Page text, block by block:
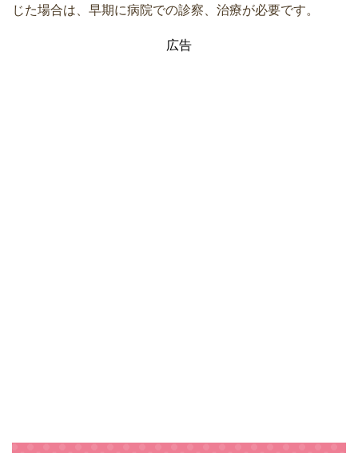
じた場合は、早期に病院での診察、治療が必要です。
広告